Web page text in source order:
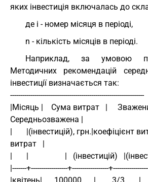
яких інвестиція включалась до
де i - номер місяця в періоді,
n - кількість місяців в періоді.
Наприклад, за умовою
Методичних рекомендацій
інвестиції визначається так:
------------------------------------------------------------------
|Місяць |    Сума витрат   |
Середньозважена |
|       |(інвестицій), грн.|коефіцієнт
витрат   |
|       |                  |   (інвестицій)
|-------+------------------+------------------